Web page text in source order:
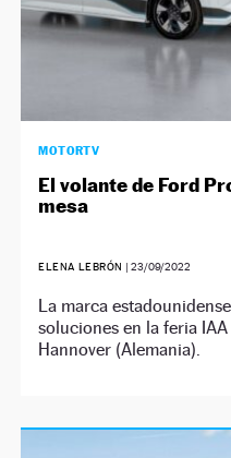
MOTORTV
El volante de Ford
mesa
ELENA LEBRÓN |23/09/2022
La marca
soluciones en la feria
Hannover (Alemania).